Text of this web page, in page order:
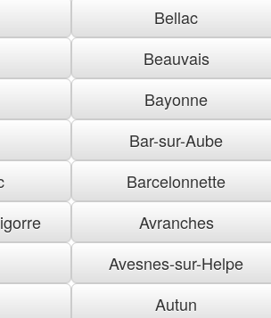
Bellac
Beauvais
Bayonne
Bar-sur-Aube
Barcelonnette
Avranches
Avesnes-sur-Helpe
Autun